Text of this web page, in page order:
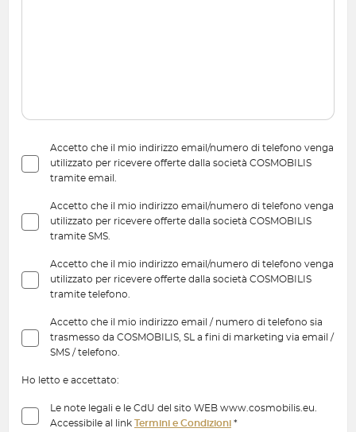
Accetto che il mio indirizzo email/numero di telefono venga
utilizzato per ricevere offerte dalla società COSMOBILIS
tramite email.
Accetto che il mio indirizzo email/numero di telefono venga
utilizzato per ricevere offerte dalla società COSMOBILIS
tramite SMS.
Accetto che il mio indirizzo email/numero di telefono venga
utilizzato per ricevere offerte dalla società COSMOBILIS
tramite telefono.
Accetto che il mio indirizzo email / numero di telefono sia
trasmesso da COSMOBILIS, SL a fini di marketing via email /
SMS / telefono.
Ho letto e accettato:
Le note legali e le CdU del sito WEB www.cosmobilis.eu.
Accessibile al link Termini e Condizioni *